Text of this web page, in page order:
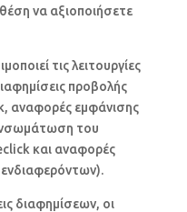
να αξιοποιήσετε
τις λειτουργίες
προβολής
αναφορές εμφάνισης
του
και αναφορές
διαφημίσεων, οι